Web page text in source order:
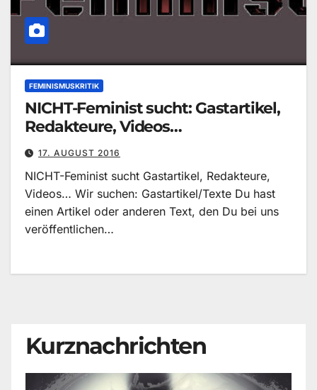
FEMINISMUSKRITIK
NICHT-Feminist sucht: Gastartikel,
Redakteure, Videos…
17. AUGUST 2016
NICHT-Feminist sucht Gastartikel, Redakteure,
Videos… Wir suchen: Gastartikel/Texte Du hast
einen Artikel oder anderen Text, den Du bei uns
veröffentlichen…
Kurznachrichten